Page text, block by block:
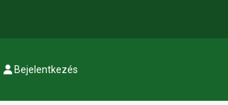
Bejelentkezés